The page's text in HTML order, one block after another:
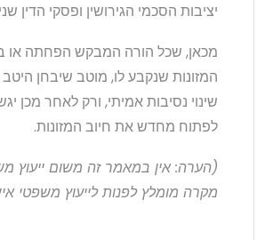
יציבות הסכמי הגירושין ופסקי הדין
מכאן, שכל הורה המבקש הפחתה או
המזונות שנקבע לו, מוטב שיבחן
שינוי נסיבות אמיתי, ורק לאחר מכן
לפתוח מחדש את חיוב המזונות.
(הערה: אין במאמר זה משום ייעוץ
מקרה מומלץ לפנות לייעוץ משפטי